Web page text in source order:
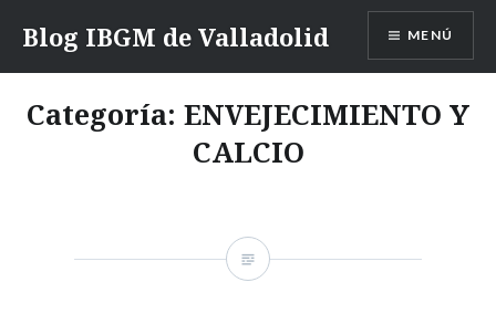
contenido
Blog IBGM de Valladolid MENÚ
Categoría: ENVEJECIMIENTO Y
CALCIO